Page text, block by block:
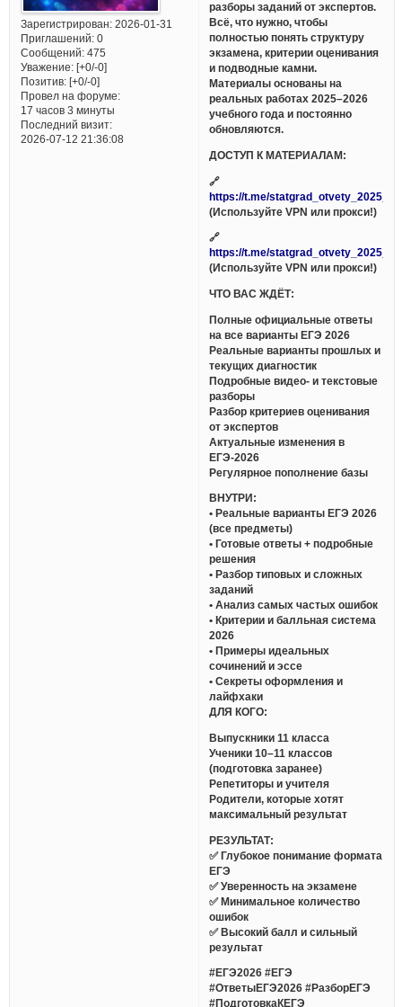
Зарегистрирован: 2026-01-31
Приглашений:0
Сообщений:475
Уважение: [+0/-0]
Позитив: [+0/-0]
Провел на форуме:
17 часов 3 минуты
Последний визит:
2026-07-12 21:36:08
разборы заданий от экспертов.
Всё, что нужно, чтобы
полностью понять структуру
экзамена, критерии оценивания
и подводные камни.
Материалы основаны на
реальных работах 2025–2026
учебного года и постоянно
обновляются.
ДОСТУП К МАТЕРИАЛАМ:
🔗
https://t.me/
(Используйте VPN или прокси!)
🔗
https://t.me/
(Используйте VPN или прокси!)
ЧТО ВАС ЖДЁТ:
Полные официальные ответы
на все варианты ЕГЭ 2026
Реальные варианты прошлых и
текущих диагностик
Подробные видео- и текстовые
разборы
Разбор критериев оценивания
от экспертов
Актуальные изменения в
ЕГЭ-2026
Регулярное пополнение базы
ВНУТРИ:
• Реальные варианты ЕГЭ 2026
(все предметы)
• Готовые ответы + подробные
решения
• Разбор типовых и сложных
заданий
• Анализ самых частых ошибок
• Критерии и балльная система
2026
• Примеры идеальных
сочинений и эссе
• Секреты оформления и
лайфхаки
ДЛЯ КОГО:
Выпускники 11 класса
Ученики 10–11 классов
(подготовка заранее)
Репетиторы и учителя
Родители, которые хотят
максимальный результат
РЕЗУЛЬТАТ:
✅ Глубокое понимание формата
ЕГЭ
✅ Уверенность на экзамене
✅ Минимальное количество
ошибок
✅ Высокий балл и сильный
результат
#ЕГЭ2026 #ЕГЭ
#ОтветыЕГЭ2026 #РазборЕГЭ
#ПодготовкаКЕГЭ